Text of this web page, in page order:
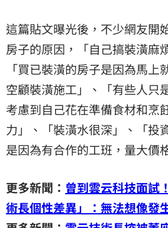
這篇貼文曝光後，不少網友開
房子的原因，「自己搞裝潢麻
「買已裝潢的房子是因為馬上
空顧裝潢施工」、「有些人只
考慮到自己花在準備食材和烹
力」、「裝潢水很深」、「投
是因為有合作的工班，量大價
更多新聞： 曾到雲云科技面試
術長個性差異」：無法想像發